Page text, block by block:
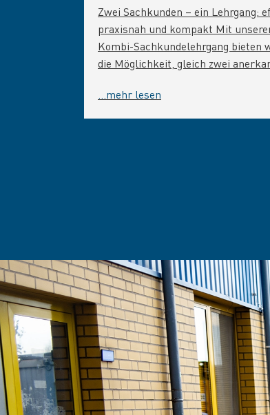
Zwei Sachkunden – ein Lehrgang:
praxisnah und kompakt Mit
Kombi-Sachkundelehrgang bieten
die Möglichkeit, gleich zwei
...mehr lesen